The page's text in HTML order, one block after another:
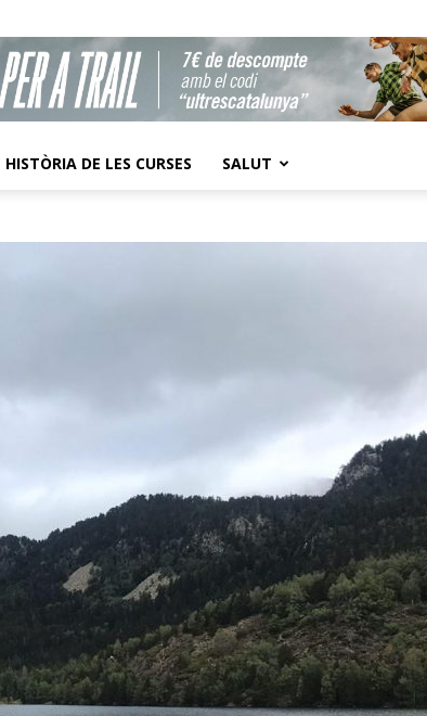
HISTÒRIA DE LES CURSES SALUT